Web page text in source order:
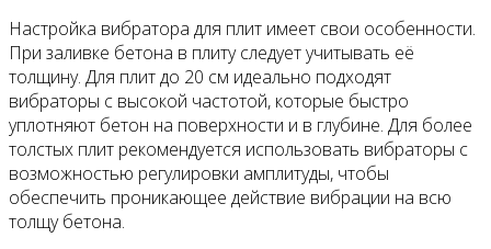
Настройка вибратора для плит имеет свои особенности.
При заливке бетона в плиту следует учитывать её
толщину. Для плит до 20 см идеально подходят
вибраторы с высокой частотой, которые быстро
уплотняют бетон на поверхности и в глубине. Для более
толстых плит рекомендуется использовать вибраторы с
возможностью регулировки амплитуды, чтобы
обеспечить проникающее действие вибрации на всю
толщу бетона.